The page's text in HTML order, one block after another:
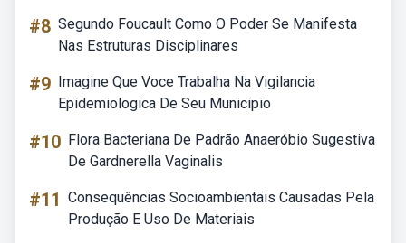
#8 Segundo Foucault Como O Poder Se Manifesta
Nas Estruturas Disciplinares
#9 Imagine Que Voce Trabalha Na Vigilancia
Epidemiologica De Seu Municipio
#10 Flora Bacteriana De Padrão Anaeróbio Sugestiva
De Gardnerella Vaginalis
#11 Consequências Socioambientais Causadas Pela
Produção E Uso De Materiais